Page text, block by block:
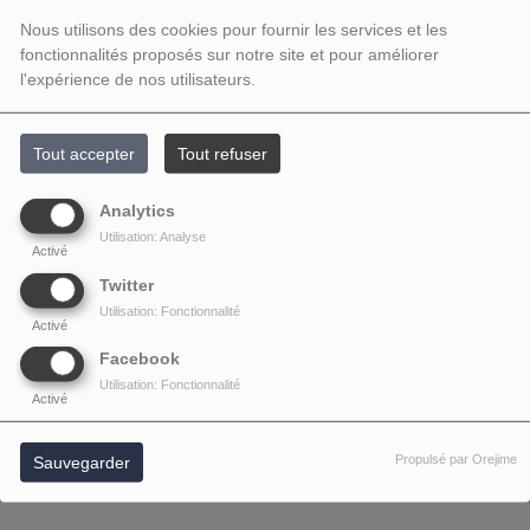
Nous utilisons des cookies pour fournir les services et les
fonctionnalités proposés sur notre site et pour améliorer
l'expérience de nos utilisateurs.
Tout accepter Tout refuser
Analytics
Activé
Utilisation: Analyse
Twitter
Activé
Utilisation: Fonctionnalité
Facebook
Activé
Utilisation: Fonctionnalité
Sauvegarder Propulsé par Orejime